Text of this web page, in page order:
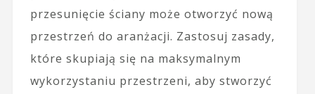
przesunięcie ściany może otworzyć nową
przestrzeń do aranżacji. Zastosuj zasady,
które skupiają się na maksymalnym
wykorzystaniu przestrzeni, aby stworzyć